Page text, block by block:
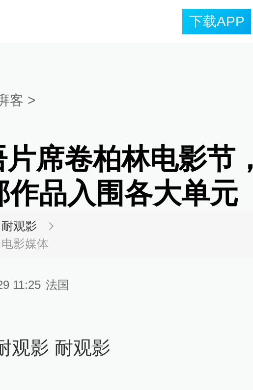
下载APP
客 >
席卷柏林电影节，
作品入围各大单元
耐观影
电影媒体
11:25 法国
观影 耐观影